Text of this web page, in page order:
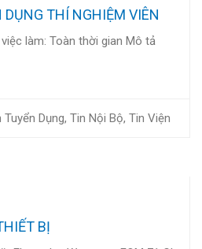
THÍ NGHIỆM VIÊN
làm: Toàn thời gian Mô tả
Dụng, Tin Nội Bộ, Tin Viện
BỊ